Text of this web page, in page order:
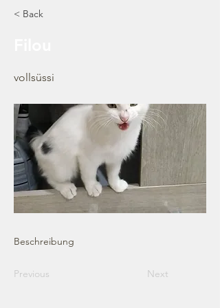
< Back
vollsüssi
Beschreibung
Previous Next